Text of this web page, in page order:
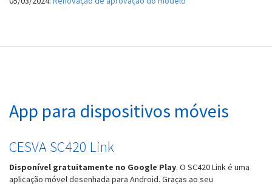
App para dispositivos móveis
CESVA SC420 Link
Disponível gratuitamente no Google Play. O SC420 Link é uma
aplicação móvel desenhada para Android. Graças ao seu